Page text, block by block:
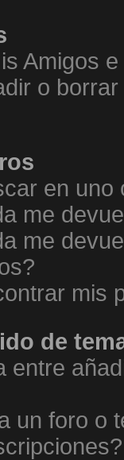
Amigos
o
en uno
me
me
mis
de
entre
un foro o